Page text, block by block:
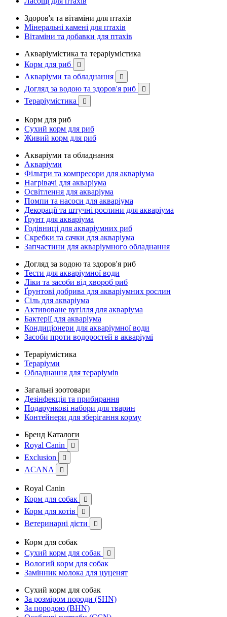
Здоров'я та вітаміни для птахів
Мінеральні камені для птахів
Вітаміни та добавки для птахів
Акваріумістика та тераріумістика
Корм для риб

Акваріуми та обладнання 
Догляд за водою та здоров'я риб 
Тераріумістика 
Корм для риб
Сухий корм для риб
Живий корм для риб
Акваріуми та обладнання
Акваріуми
Фільтри та компресори для акваріума
Нагрівачі для акваріума
Освітлення для акваріума
Помпи та насоси для акваріума
Декорації та штучні рослини для акваріума
Ґрунт для акваріума
Годівниці для акваріумних риб
Скребки та сачки для акваріума
Запчастини для акваріумного обладнання
Догляд за водою та здоров'я риб
Тести для акваріумної води
Ліки та засоби від хвороб риб
Ґрунтові добрива для акваріумних рослин
Сіль для акваріума
Активоване вугілля для акваріума
Бактерії для акваріума
Кондиціонери для акваріумної води
Засоби проти водоростей в акваріумі
Тераріумістика
Тераріуми
Обладнання для тераріумів
Загальні зоотовари
Дезінфекція та прибирання
Подарункові набори для тварин
Контейнери для зберігання корму
Бренд Каталоги
Royal Canin

Exclusion 
ACANA 
Royal Canin
Корм для собак

Корм для котів 
Ветеринарні дієти 
Корм для собак
Сухий корм для собак

Вологий корм для собак
Замінник молока для цуценят
Сухий корм для собак
За розміром породи (SHN)
За породою (BHN)